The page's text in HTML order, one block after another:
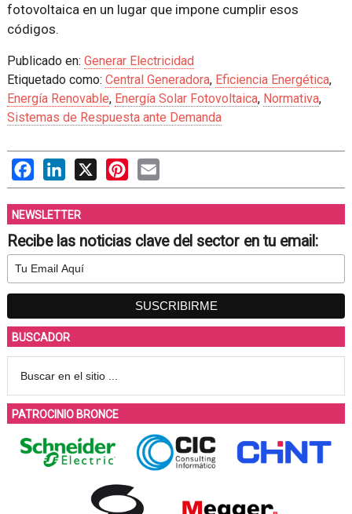
fotovoltaica en un lugar que impone cumplir esos
códigos.
Publicado en: Generar Electricidad
Etiquetado como: Central Generadora, Eficiencia Energética,
Energía Renovable, Energía Solar Fotovoltaica, Normativa,
Sistemas de Respuesta ante Demanda
FacebookLinkedIn
X PinterestEmail
NEWSLETTER
Recibe las noticias clave del sector en tu email:
BUSCADOR
PATROCINIO BRONCE